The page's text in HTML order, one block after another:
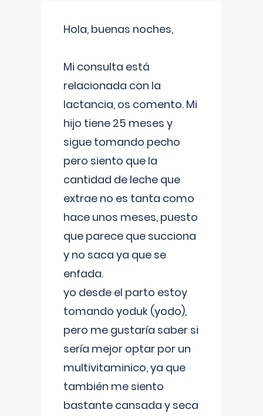
Hola, buenas noches,
Mi consulta está
relacionada con la
lactancia, os comento. Mi
hijo tiene 25 meses y
sigue tomando pecho
pero siento que la
cantidad de leche que
extrae no es tanta como
hace unos meses, puesto
que parece que succiona
y no saca ya que se
enfada.
yo desde el parto estoy
tomando yoduk (yodo),
pero me gustaría saber si
sería mejor optar por un
multivitaminico, ya que
también me siento
bastante cansada y seca